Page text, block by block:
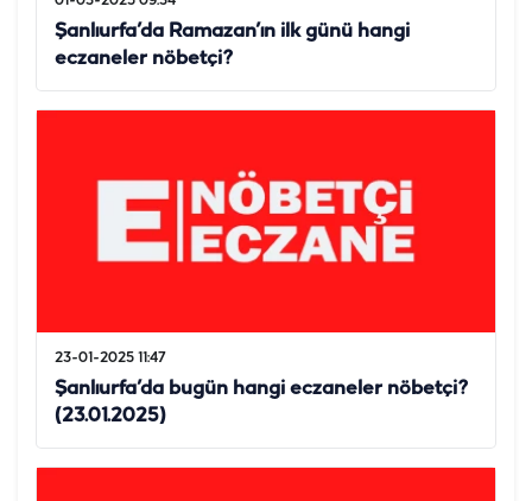
Şanlıurfa’da Ramazan’ın ilk günü hangi
eczaneler nöbetçi?
23-01-2025 11:47
Şanlıurfa’da bugün hangi eczaneler nöbetçi?
(23.01.2025)